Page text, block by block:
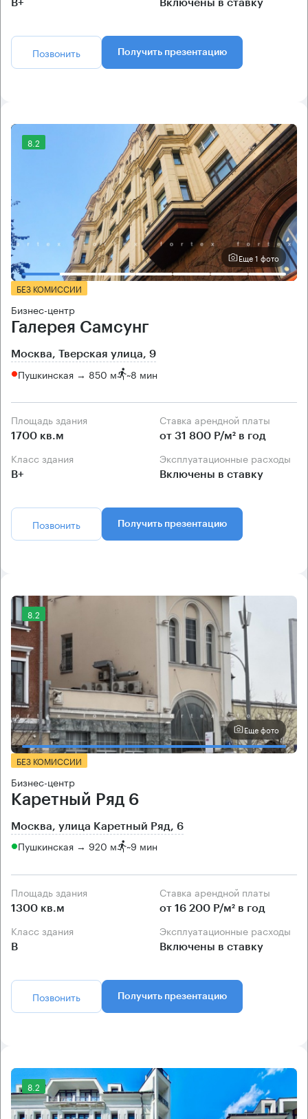
B+ Включены в ставку
Позвонить Получить презентацию
8.2
Еще 1 фото
БЕЗ КОМИССИИ
Бизнес-центр
Галерея Самсунг
Москва, Тверская улица, 9
Пушкинская → 850 м ~8 мин
Площадь здания
1700 кв.м
Ставка арендной платы
от 31 800 Р/м² в год
Класс здания
B+
Эксплуатационные расходы
Включены в ставку
Позвонить Получить презентацию
8.2
Еще фото
БЕЗ КОМИССИИ
Бизнес-центр
Каретный Ряд 6
Москва, улица Каретный Ряд, 6
Пушкинская → 920 м ~9 мин
Площадь здания
1300 кв.м
Ставка арендной платы
от 16 200 Р/м² в год
Класс здания
B
Эксплуатационные расходы
Включены в ставку
Позвонить Получить презентацию
8.2